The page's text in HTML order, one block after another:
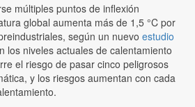
múltiples puntos de inflexión
global aumenta más de 1,5 °C por
según un nuevo estudio
los niveles actuales de calentamiento
el riesgo de pasar cinco peligrosos
y los riesgos aumentan con cada